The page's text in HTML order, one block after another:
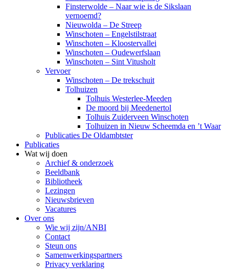
Finsterwolde – Naar wie is de Sikslaan
vernoemd?
Nieuwolda – De Streep
Winschoten – Engelstilstraat
Winschoten – Kloostervallei
Winschoten – Oudewerfslaan
Winschoten – Sint Vitusholt
Vervoer
Winschoten – De trekschuit
Tolhuizen
Tolhuis Westerlee-Meeden
De moord bij Meedenertol
Tolhuis Zuiderveen Winschoten
Tolhuizen in Nieuw Scheemda en ’t Waar
Publicaties De Oldambtster
Publicaties
Wat wij doen
Archief & onderzoek
Beeldbank
Bibliotheek
Lezingen
Nieuwsbrieven
Vacatures
Over ons
Wie wij zijn/ANBI
Contact
Steun ons
Samenwerkingspartners
Privacy verklaring